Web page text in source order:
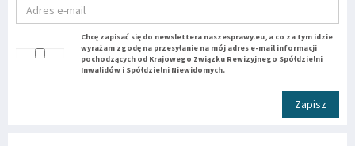
Chcę zapisać się do newslettera naszesprawy.eu, a co za tym idzie
wyrażam zgodę na przesyłanie na mój adres e-mail informacji
pochodzących od Krajowego Związku Rewizyjnego Spółdzielni
Inwalidów i Spółdzielni Niewidomych.
Zapisz